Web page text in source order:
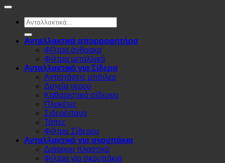
Αναζήτηση
για:
Ανταλλακτικά απορροφητήρα
Φίλτρα άνθρακα
Φίλτρα μεταλλικά
Ανταλλακτικά για Σίδερα
Αντιστάσεις μπόιλερ
Δοχεία νερού
Καθαριστικά σίδερου
Πλακέτες
Σιδερόπανα
Τάπες
Φίλτρα Σίδερου
Ανταλλακτικά για σκουπάκια
Διάφορα πλαστικά
Φίλτρα γία σκουπάκια